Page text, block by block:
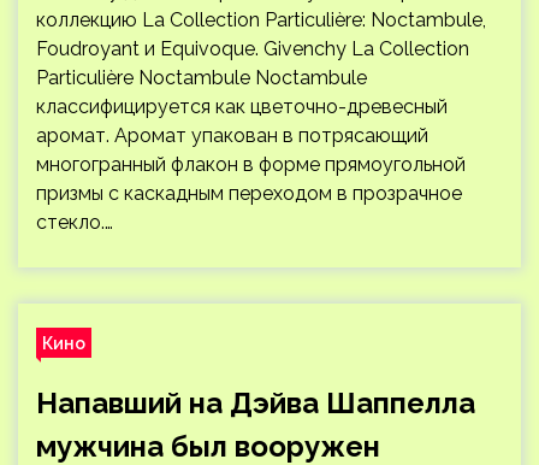
коллекцию La Collection Particulière: Noctambule,
Foudroyant и Equivoque. Givenchy La Collection
Particulière Noctambule Noctambule
классифицируется как цветочно-древесный
аромат. Аромат упакован в потрясающий
многогранный флакон в форме прямоугольной
призмы с каскадным переходом в прозрачное
стекло.…
Кино
Напавший на Дэйва Шаппелла
мужчина был вооружен